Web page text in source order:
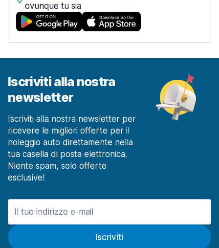
ovunque tu sia
Iscriviti alla nostra
newsletter
Iscriviti alla nostra newsletter per
ricevere le migliori offerte per il
noleggio auto direttamente nella
tua casella di posta elettronica.
Niente spam, solo offerte
esclusive!
Iscriviti